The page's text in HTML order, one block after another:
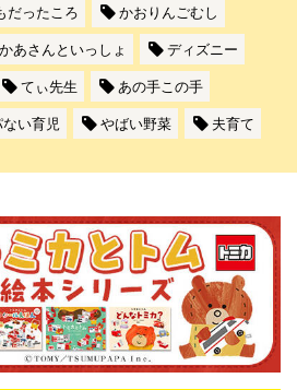
だったころ
かおりんごむし
あさんといっしょ
ディズニー
てぃ先生
あの手この手
い育児 やばい野菜 夫育て